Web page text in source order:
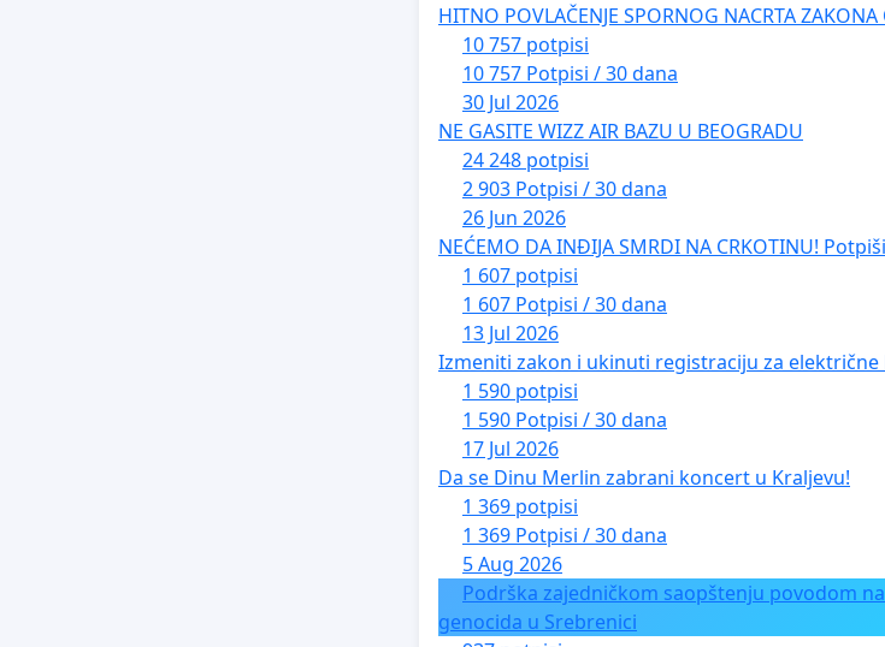
HITNO POVLAČENJE SPORNOG NACRTA
10 757 potpisi
10 757 Potpisi / 30 dana
30 Jul 2026
NE GASITE WIZZ AIR BAZU U BEOGRADU
24 248 potpisi
2 903 Potpisi / 30 dana
26 Jun 2026
NEĆEMO DA INĐIJA SMRDI NA CRKOTINU!
1 607 potpisi
1 607 Potpisi / 30 dana
13 Jul 2026
Izmeniti zakon i ukinuti registraciju za električne
1 590 potpisi
1 590 Potpisi / 30 dana
17 Jul 2026
Da se Dinu Merlin zabrani koncert u Kraljevu!
1 369 potpisi
1 369 Potpisi / 30 dana
5 Aug 2026
Podrška zajedničkom saopštenju povodom
genocida u Srebrenici